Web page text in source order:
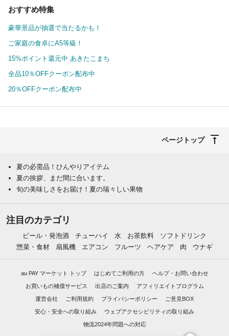
おすすめ特集
豪華景品が抽選で当たるかも！
ご家庭の食卓にA5等級！
15%ポイント還元中 あきたこまち
全品10％OFFクーポン配布中
20％OFFクーポン配布中
ページトップ
夏の必需品！ひんやりアイテム
夏の挨拶、まだ間に合います。
旬の美味しさをお届け！夏の瑞々しい果物
注目のカテゴリ
ビール・発泡酒 チューハイ 水 お茶飲料
ソフトドリンク
惣菜・食材
扇風機 エアコン フルーツ ヘアケア 肉 ウナギ
au PAY マーケット トップ はじめてご利用の方 ヘルプ・お問い合わせ
お買いもの補償サービス 出店のご案内 アフィリエイトプログラム
運営会社 ご利用規約 プライバシーポリシー ご意見BOX
安心・安全への取り組み ウェブアクセシビリティの取り組み
物流2024年問題への対応